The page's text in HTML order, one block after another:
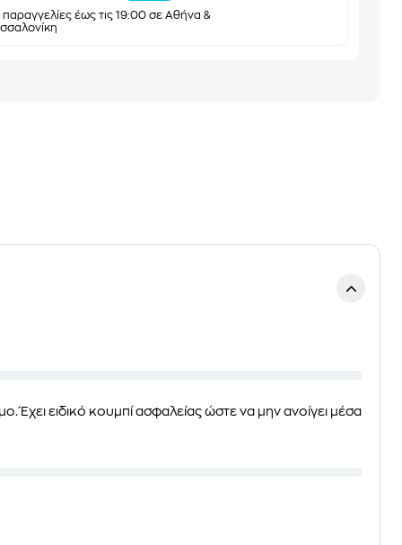
παραγγελίες έως τις 19:00 σε Αθήνα &
Έχει ειδικό κουμπί ασφαλείας ώστε να μην ανοίγει μέσα